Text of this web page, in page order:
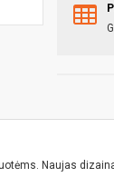
Naujas